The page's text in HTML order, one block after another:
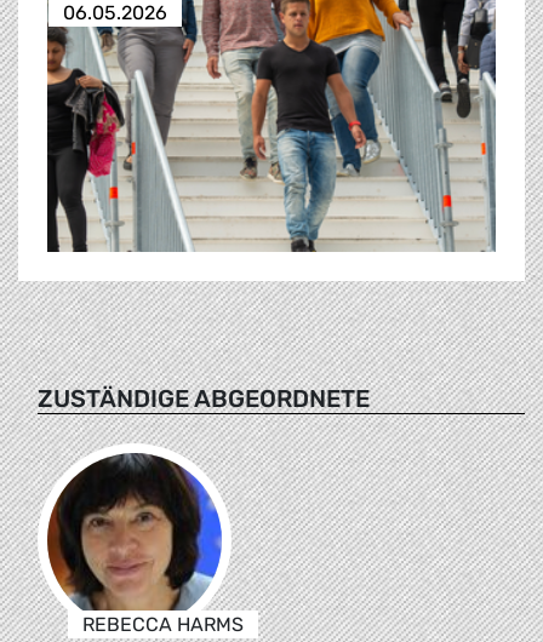
06.05.2026
ZUSTÄNDIGE ABGEORDNETE
REBECCA HARMS